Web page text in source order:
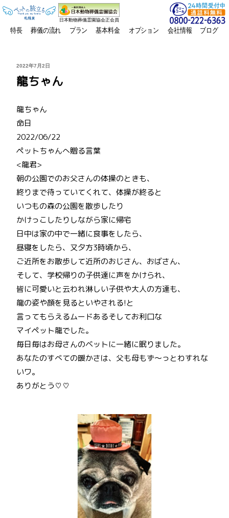
日本動物葬儀霊園協会正会員
特長 葬儀の流れ プラン 基本料金 オプション 会社情報 ブログ
投
日:
2022年7月2日
龍ちゃん
龍ちゃん
命日
2022/06/22
ペットちゃんへ贈る言葉
<龍君>
朝の公園でのお父さんの体操のときも、
終りまで待っていてくれて、体操が終ると
いつもの森の公園を散歩したり
かけっこしたりしながら家に帰宅
日中は家の中で一緒に食事をしたら、
昼寝をしたら、又夕方3時頃から、
ご近所をお散歩して近所のおじさん、おばさん、
そして、学校帰りの子供達に声をかけられ、
皆に可愛いと云われ淋しい子供や大人の方達も、
龍の姿や顔を見るといやされる!と
言ってもらえるムードあるそしてお利口な
マイペット龍でした。
毎日毎はお母さんのベットに一緒に眠りました。
あなたのすべての暖かさは、父も母もず～っとわすれな
いワ。
ありがとう♡♡